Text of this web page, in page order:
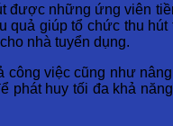
được những ứng viên
giúp tổ chức thu
nhà tuyển dụng.
công việc cũng như
phát huy tối đa khả